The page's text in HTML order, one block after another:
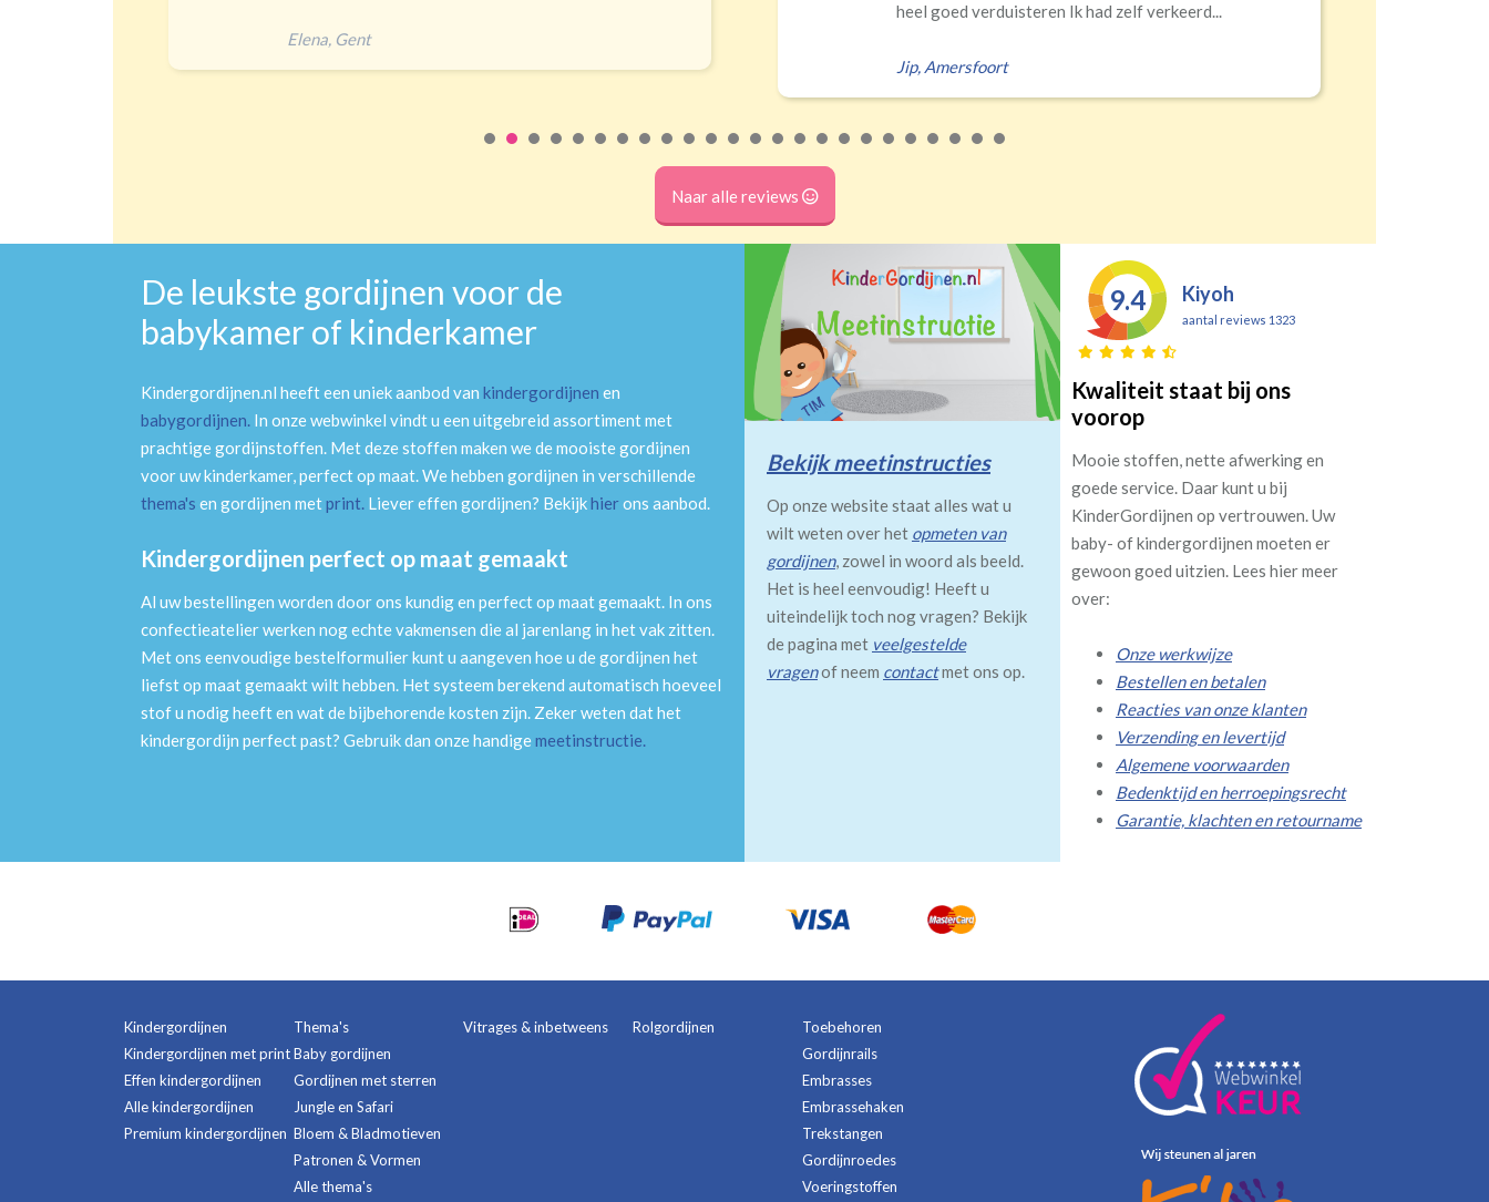
Elena, Gent
heel goed verduisteren Ik had zelf verkeerd...
Jip, Amersfoort
Naar alle reviews
De leukste gordijnen voor de
babykamer of kinderkamer
Kindergordijnen.nl heeft een uniek aanbod van kindergordijnen en
babygordijnen. In onze webwinkel vindt u een uitgebreid assortiment met
prachtige gordijnstoffen. Met deze stoffen maken we de mooiste gordijnen
voor uw kinderkamer, perfect op maat. We hebben gordijnen in verschillende
thema's en gordijnen metprint. Liever effen gordijnen? Bekijkhierons aanbod.
Kindergordijnen perfect op maat gemaakt
Al uw bestellingen worden door ons kundig en perfect op maat gemaakt. In ons
confectieatelier werken nog echte vakmensen die al jarenlang in het vak zitten.
Met ons eenvoudige bestelformulier kunt u aangeven hoe u de gordijnen het
liefst op maat gemaakt wilt hebben. Het systeem berekend automatisch hoeveel
stof u nodig heeft en wat de bijbehorende kosten zijn. Zeker weten dat het
kindergordijn perfect past? Gebruik dan onze handigemeetinstructie.
Bekijk meetinstructies
Op onze website staat alles wat u
wilt weten over het opmeten van
gordijnen, zowel in woord als beeld.
Het is heel eenvoudig! Heeft u
uiteindelijk toch nog vragen? Bekijk
de pagina met veelgestelde
vragenof neem contactmet ons op.
9.4 Kiyoh
aantal reviews 1323
Kwaliteit staat bij ons
voorop
Mooie stoffen, nette afwerking en
goede service. Daar kunt u bij
KinderGordijnen op vertrouwen. Uw
baby- of kindergordijnen moeten er
gewoon goed uitzien. Lees hier meer
over:
Onze werkwijze
Bestellen en betalen
Reacties van onze klanten
Verzending en levertijd
Algemene voorwaarden
Bedenktijd en herroepingsrecht
Garantie, klachten en retourname
Kindergordijnen
Kindergordijnen met print
Effen kindergordijnen
Alle kindergordijnen
Premium kindergordijnen
Thema's
Baby gordijnen
Gordijnen met sterren
Jungle en Safari
Bloem & Bladmotieven
Patronen & Vormen
Alle thema's
Vitrages & inbetweens Rolgordijnen
Toebehoren
Gordijnrails
Embrasses
Embrassehaken
Trekstangen
Gordijnroedes
Voeringstoffen